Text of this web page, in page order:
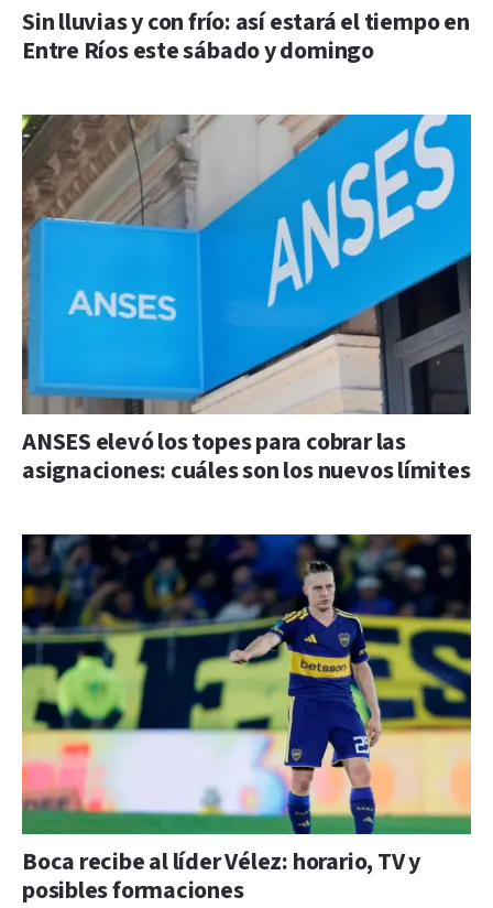
Sin lluvias y con frío: así estará el tiempo en
Entre Ríos este sábado y domingo
ANSES elevó los topes para cobrar las
asignaciones: cuáles son los nuevos límites
Boca recibe al líder Vélez: horario, TV y
posibles formaciones